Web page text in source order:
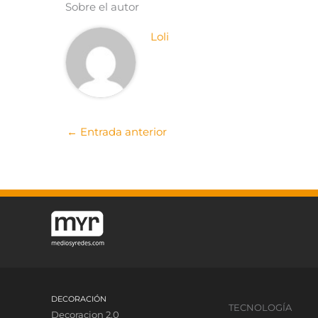
Sobre el autor
Loli
← Entrada anterior
DECORACIÓN
Decoracion 2.0
TECNOLOGÍA